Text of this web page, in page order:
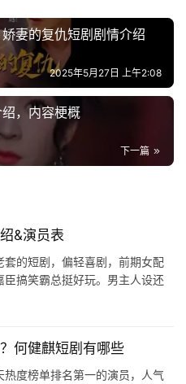
妻的复仇短剧剧情介绍
2025年5月27日 上午2:08
，内容梗概
下一篇
&演员表
套的短剧，偏轻喜剧，前期女配
搞笑霸总挺好玩。男主人设还
何健麒短剧有哪些
度榜单排名第一的演员，人气